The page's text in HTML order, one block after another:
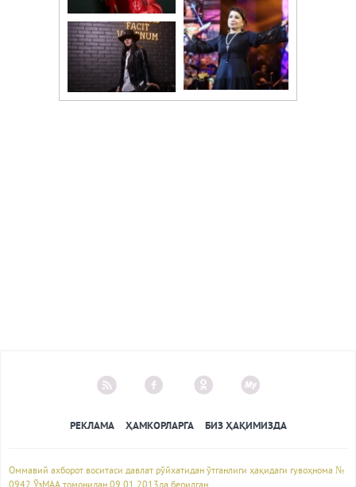
РЕКЛАМА ҲАМКОРЛАРГА БИЗ ҲАҚИМИЗДА
Оммавий ахборот воситаси давлат рўйхатидан ўтганлиги ҳақидаги гувоҳнома №